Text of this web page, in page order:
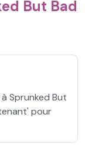
But Bad
Sprunked But
pour